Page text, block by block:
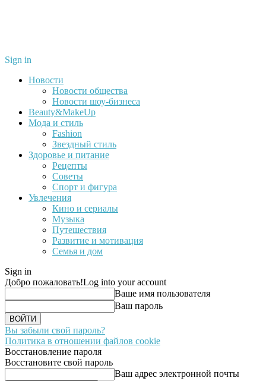
Sign in
Новости
Новости общества
Новости шоу-бизнеса
Beauty&MakeUp
Мода и стиль
Fashion
Звездный стиль
Здоровье и питание
Рецепты
Советы
Спорт и фигура
Увлечения
Кино и сериалы
Музыка
Путешествия
Развитие и мотивация
Семья и дом
Sign in
Добро пожаловать!Log into your account
Ваше имя пользователя
Ваш пароль
Вы забыли свой пароль?
Политика в отношении файлов cookie
Восстановление пароля
Восстановите свой пароль
Ваш адрес электронной почты